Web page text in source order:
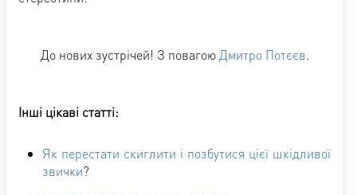
До нових зустрічей! З повагою Дмитро Потєєв.
Інші цікаві статті:
Як перестати скиглити і позбутися цієї шкідливої
звички?